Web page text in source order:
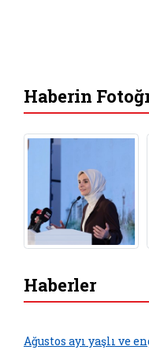
Haberin
Haberler
Ağustos ayı yaşlı ve